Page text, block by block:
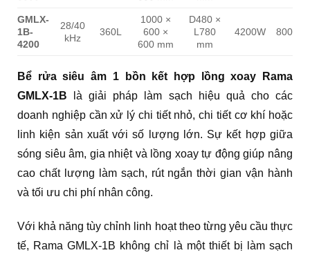
GMLX-
1B-
4200
28/40
kHz
360L
1000 ×
600 ×
600 mm
D480 ×
L780
mm
4200W 8000W
Bể rửa siêu âm 1 bồn kết hợp lồng xoay Rama
GMLX-1B là giải pháp làm sạch hiệu quả cho các
doanh nghiệp cần xử lý chi tiết nhỏ, chi tiết cơ khí hoặc
linh kiện sản xuất với số lượng lớn. Sự kết hợp giữa
sóng siêu âm, gia nhiệt và lồng xoay tự động giúp nâng
cao chất lượng làm sạch, rút ngắn thời gian vận hành
và tối ưu chi phí nhân công.
Với khả năng tùy chỉnh linh hoạt theo từng yêu cầu thực
tế, Rama GMLX-1B không chỉ là một thiết bị làm sạch